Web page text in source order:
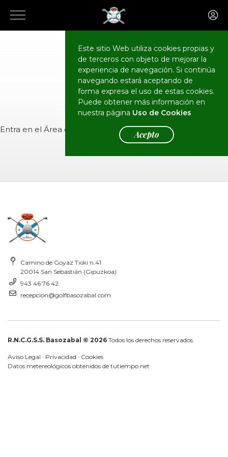
Este sitio Web utiliza cookies propias y
de terceros con objeto de mejorar la
experiencia de navegación. Si continúa
navegando estará aceptando de
forma expresa el uso de estas cookies.
Puede obtener más información en
nuestra página Uso de Cookies
Acepto
CALENDARIO
Eventos
Entra en el Área de Socios para ver el evento.
Camino de Goyaz Txiki n.41
20014 San Sebastián (Gipuzkoa)
943 46 76 42
recepcion@golfbasozabal.com
R.N.C.G.S.S. Basozabal © 2026 Todos los derechos reservados
Aviso Legal · Privacidad · Cookies
Datos metereológicos obtenidos de tutiempo.net